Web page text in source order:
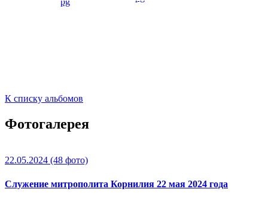
К списку альбомов
Фотогалерея
22.05.2024 (48 фото)
Служение митрополита Корнилия 22 мая 2024 года